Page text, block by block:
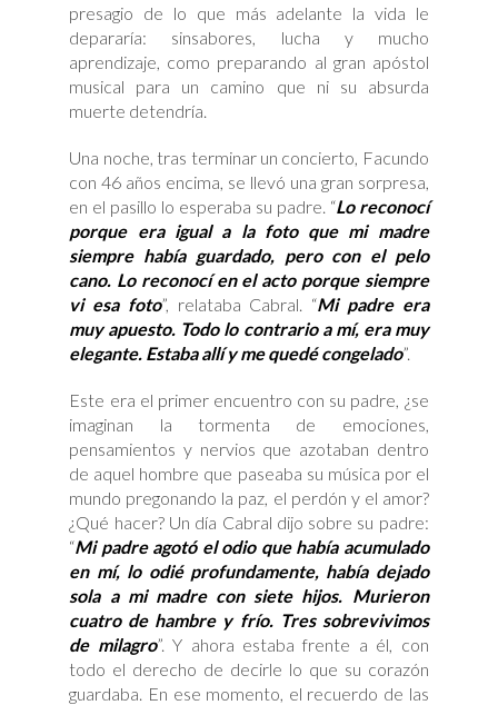
presagio de lo que más adelante la vida le
depararía: sinsabores, lucha y mucho
aprendizaje, como preparando al gran apóstol
musical para un camino que ni su absurda
muerte detendría.
Una noche, tras terminar un concierto, Facundo
con 46 años encima, se llevó una gran sorpresa,
en el pasillo lo esperaba su padre. “Lo reconocí
porque era igual a la foto que mi madre
siempre había guardado, pero con el pelo
cano. Lo reconocí en el acto porque siempre
vi esa foto”, relataba Cabral. “Mi padre era
muy apuesto. Todo lo contrario a mí, era muy
elegante. Estaba allí y me quedé congelado”.
Este era el primer encuentro con su padre, ¿se
imaginan la tormenta de emociones,
pensamientos y nervios que azotaban dentro
de aquel hombre que paseaba su música por el
mundo pregonando la paz, el perdón y el amor?
¿Qué hacer? Un día Cabral dijo sobre su padre:
“Mi padre agotó el odio que había acumulado
en mí, lo odié profundamente, había dejado
sola a mi madre con siete hijos. Murieron
cuatro de hambre y frío. Tres sobrevivimos
de milagro”. Y ahora estaba frente a él, con
todo el derecho de decirle lo que su corazón
guardaba. En ese momento, el recuerdo de las